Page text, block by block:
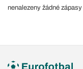
nenalezeny žádné zápasy